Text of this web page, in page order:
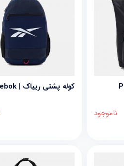
ناموجود
کوله پشتی ریباک | Reebok